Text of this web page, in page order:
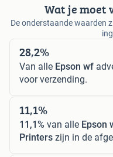
Wat je moet
De onderstaande waarden
28,2%
Van alle Epson wf
voor verzending.
11,1%
11,1% van alle Epson
Printers zijn in de